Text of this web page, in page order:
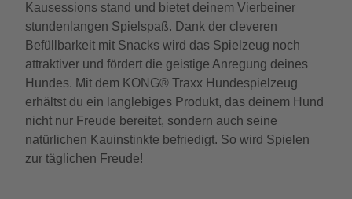
Kausessions stand und bietet deinem Vierbeiner
stundenlangen Spielspaß. Dank der cleveren
Befüllbarkeit mit Snacks wird das Spielzeug noch
attraktiver und fördert die geistige Anregung deines
Hundes. Mit dem KONG® Traxx Hundespielzeug
erhältst du ein langlebiges Produkt, das deinem Hund
nicht nur Freude bereitet, sondern auch seine
natürlichen Kauinstinkte befriedigt. So wird Spielen
zur täglichen Freude!